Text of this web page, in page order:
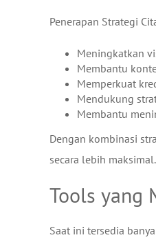
Penerapan Strategi
Meningkatkan
Membantu
Memperkuat
Mendukung
Membantu
Dengan kombinasi
secara lebih maksimal.
Tools yang
Saat ini tersedia